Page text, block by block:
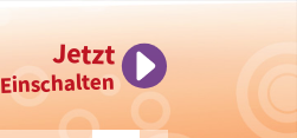
Jetzt
Einschalten